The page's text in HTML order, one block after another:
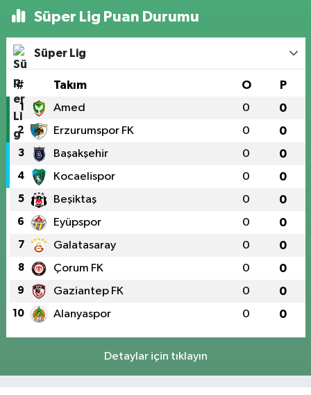
Süper Lig Puan Durumu
Süper Lig
# Takım O P
1 Amed 0 0
2 Erzurumspor FK 0 0
3 Başakşehir 0 0
4 Kocaelispor 0 0
5 Beşiktaş 0 0
6 Eyüpspor 0 0
7 Galatasaray 0 0
8 Çorum FK 0 0
9 Gaziantep FK 0 0
10 Alanyaspor 0 0
Detaylar için tıklayın